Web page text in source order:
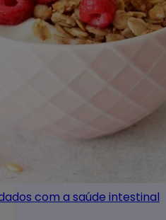
com a saúde intestinal